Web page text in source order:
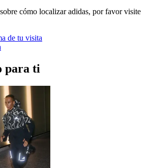
cómo localizar adidas, por favor visite
de tu visita
para ti